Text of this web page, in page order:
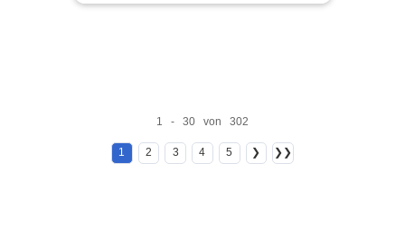
1 - 30 von 302
1 2 3 4 5 ❯ ❯❯